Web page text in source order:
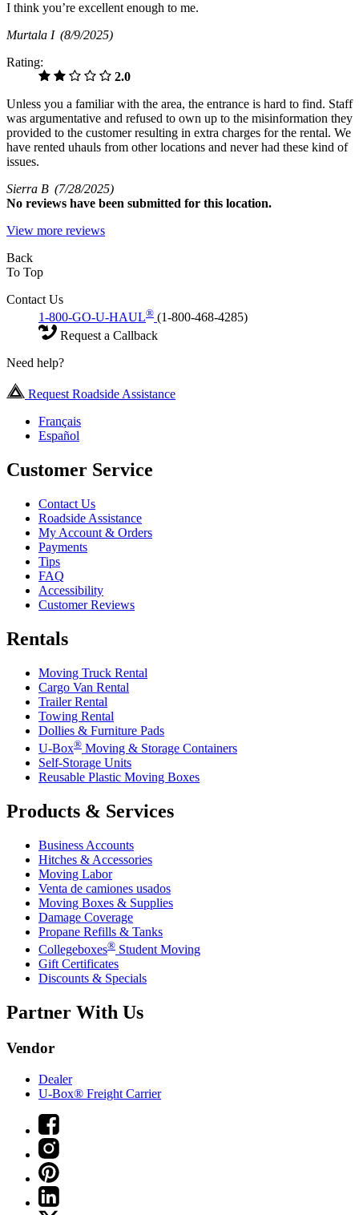
I think you’re excellent enough to me.
Murtala I (8/9/2025)
Rating:
2.0
Unless you a familiar with the area, the entrance is hard to find. Staff
was argumentative and refused to own up to the misinformation they
provided to the customer resulting in extra charges for the rental. We
have rented uhauls from other locations and never had these kind of
issues.
Sierra B (7/28/2025)
No reviews have been submitted for this location.
View more reviews
Back
To Top
Contact Us
1-800-GO-U-HAUL® (1-800-468-4285)
Request a Callback
Need help?
Request Roadside Assistance
Français
Español
Customer Service
Contact Us
Roadside Assistance
My Account & Orders
Payments
Tips
FAQ
Accessibility
Customer Reviews
Rentals
Moving Truck Rental
Cargo Van Rental
Trailer Rental
Towing Rental
Dollies & Furniture Pads
U-Box® Moving & Storage Containers
Self-Storage Units
Reusable Plastic Moving Boxes
Products & Services
Business Accounts
Hitches & Accessories
Moving Labor
Venta de camiones usados
Moving Boxes & Supplies
Damage Coverage
Propane Refills & Tanks
Collegeboxes® Student Moving
Gift Certificates
Discounts & Specials
Partner With Us
Vendor
Dealer
U-Box® Freight Carrier